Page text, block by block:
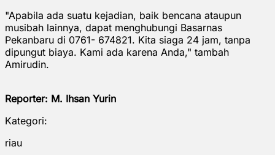
"Apabila ada suatu kejadian, baik bencana ataupun
musibah lainnya, dapat menghubungi Basarnas
Pekanbaru di 0761- 674821. Kita siaga 24 jam, tanpa
dipungut biaya. Kami ada karena Anda," tambah
Amirudin.
Reporter: M. Ihsan Yurin
Kategori:
riau